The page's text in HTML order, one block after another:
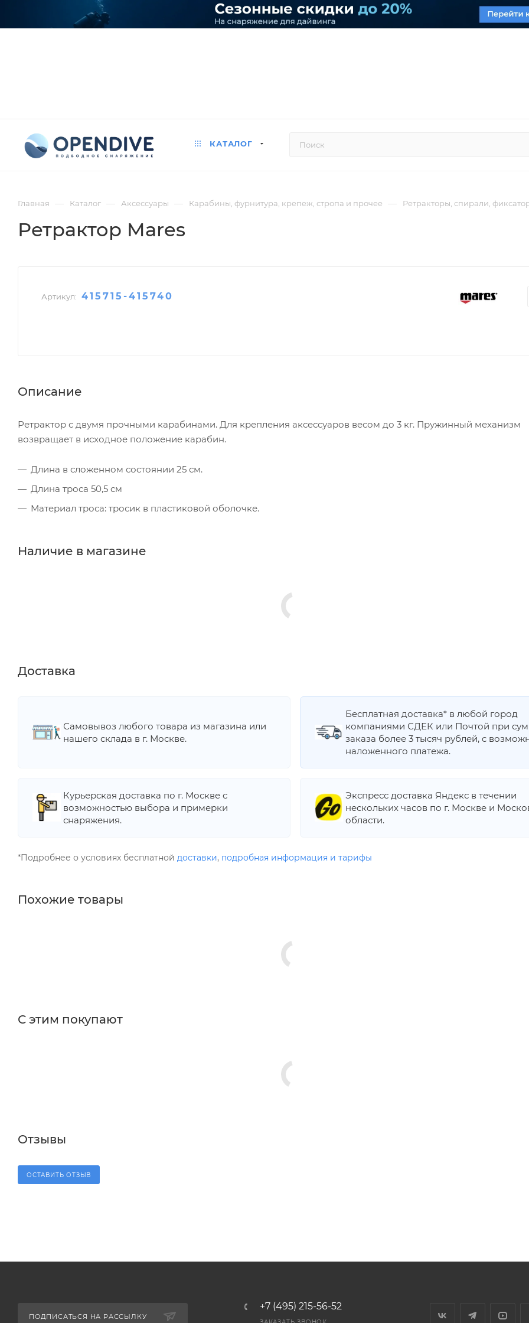
КАТАЛОГ
Главная — Каталог — Аксессуары — Карабины, фурнитура, крепеж, стропа и прочее — Ретракторы, спирали,
Ретрактор Mares
Артикул: 415715-415740
Описание
Ретрактор с двумя прочными карабинами. Для крепления аксессуаров весом до 3 кг. Пружинный механизм
возвращает в исходное положение карабин.
Длина в сложенном состоянии 25 см.
Длина троса 50,5 см
Материал троса: тросик в пластиковой оболочке.
Наличие в магазине
Доставка
Самовывоз любого товара из магазина или
нашего склада в г. Москве.
Бесплатная доставка* в любой город
компаниями СДЕК или Почтой при
заказа более 3 тысяч рублей, с
наложенного платежа.
Курьерская доставка по г. Москве с
возможностью выбора и примерки
снаряжения.
Экспресс доставка Яндекс в течении
нескольких часов по г. Москве и
области.
*Подробнее о условиях бесплатной доставки, подробная информация и тарифы
Похожие товары
С этим покупают
Отзывы
ОСТАВИТЬ ОТЗЫВ
ПОДПИСАТЬСЯ НА РАССЫЛКУ
+7 (495) 215-56-52